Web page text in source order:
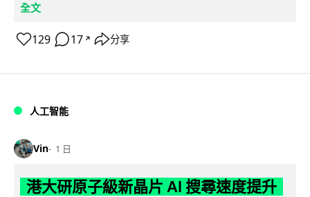
全文
129 17 ↗ 分享
人工智能
Vin 1 日
港大研原子級新晶片 AI 搜尋速度提升